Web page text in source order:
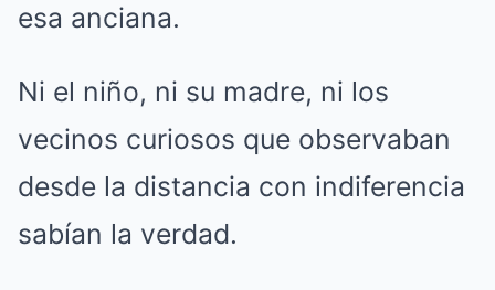
esa anciana.
Ni el niño, ni su madre, ni los
vecinos curiosos que observaban
desde la distancia con indiferencia
sabían la verdad.